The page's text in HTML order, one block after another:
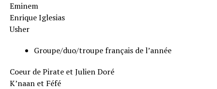
Eminem
Enrique Iglesias
Usher
Groupe/duo/troupe français de l’année
Coeur de Pirate et Julien Doré
K’naan et Féfé